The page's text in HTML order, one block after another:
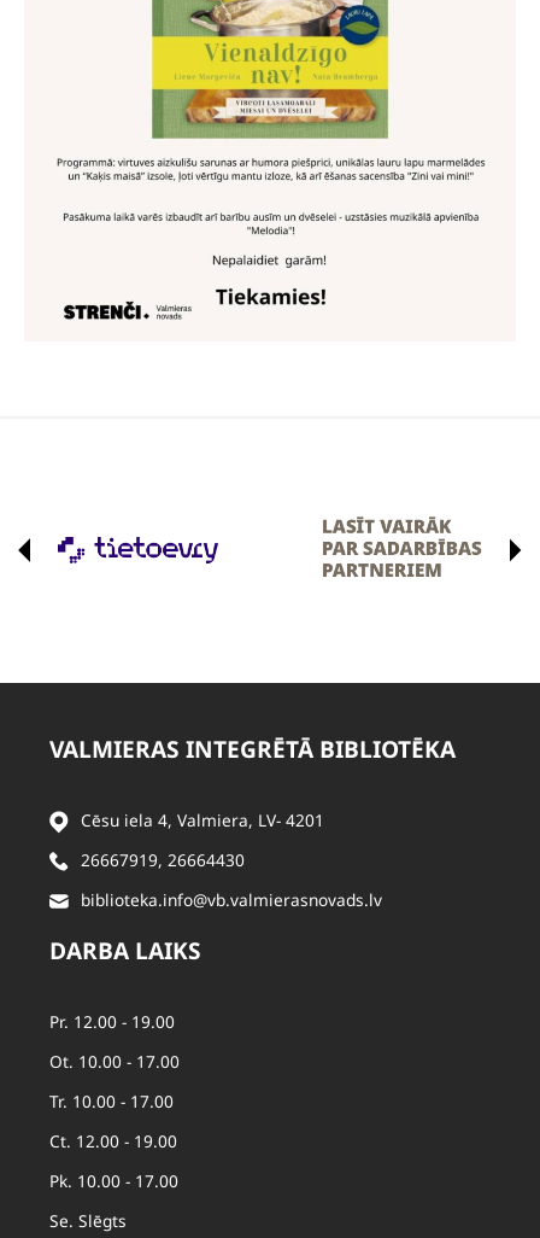
VALMIERAS INTEGRĒTĀ BIBLIOTĒKA
Cēsu iela 4, Valmiera, LV- 4201
26667919, 26664430
biblioteka.info@vb.valmierasnovads.lv
DARBA LAIKS
Pr. 12.00 - 19.00
Ot. 10.00 - 17.00
Tr. 10.00 - 17.00
Ct. 12.00 - 19.00
Pk. 10.00 - 17.00
Se. Slēgts